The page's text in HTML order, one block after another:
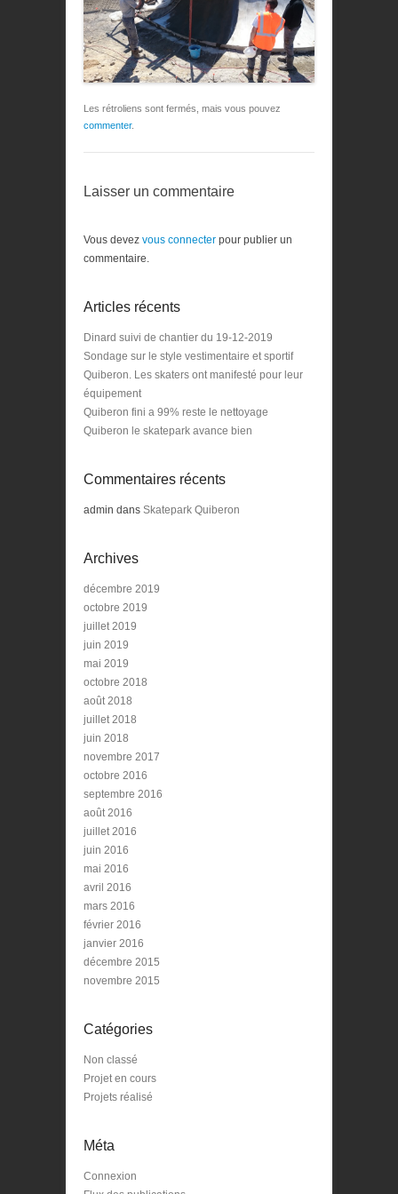
Les rétroliens sont fermés, mais vous pouvez
commenter.
Laisser un commentaire
Vous devez vous connecter pour publier un
commentaire.
Articles récents
Dinard suivi de chantier du 19-12-2019
Sondage sur le style vestimentaire et sportif
Quiberon. Les skaters ont manifesté pour leur
équipement
Quiberon fini a 99% reste le nettoyage
Quiberon le skatepark avance bien
Commentaires récents
admin dans Skatepark Quiberon
Archives
décembre 2019
octobre 2019
juillet 2019
juin 2019
mai 2019
octobre 2018
août 2018
juillet 2018
juin 2018
novembre 2017
octobre 2016
septembre 2016
août 2016
juillet 2016
juin 2016
mai 2016
avril 2016
mars 2016
février 2016
janvier 2016
décembre 2015
novembre 2015
Catégories
Non classé
Projet en cours
Projets réalisé
Méta
Connexion